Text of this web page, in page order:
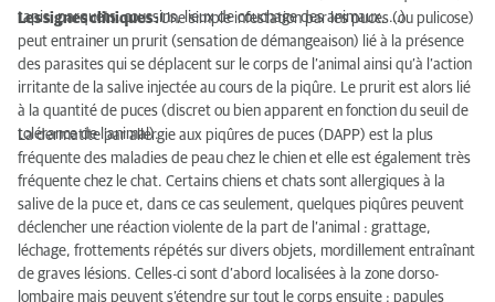
tapis, parquets, coussins, lieux de couchage des animaux, …)
Les signes cliniques :Une simple infestation par les puces (ou pulicose)
peut entrainer un prurit (sensation de démangeaison) lié à la présence
des parasites qui se déplacent sur le corps de l’animal ainsi qu’à l’action
irritante de la salive injectée au cours de la piqûre. Le prurit est alors lié
à la quantité de puces (discret ou bien apparent en fonction du seuil de
tolérance de l’animal).
La dermatite par allergie aux piqûres de puces (DAPP) est la plus
fréquente des maladies de peau chez le chien et elle est également très
fréquente chez le chat. Certains chiens et chats sont allergiques à la
salive de la puce et, dans ce cas seulement, quelques piqûres peuvent
déclencher une réaction violente de la part de l’animal : grattage,
léchage, frottements répétés sur divers objets, mordillement entraînant
de graves lésions. Celles-ci sont d’abord localisées à la zone dorso-
lombaire mais peuvent s’étendre sur tout le corps ensuite : papules